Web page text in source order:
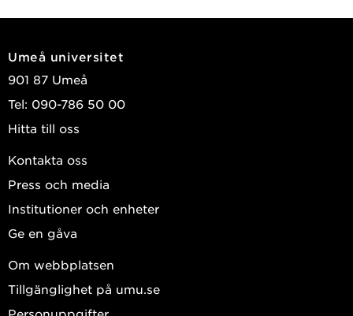
Umeå universitet
901 87 Umeå
Tel: 090-786 50 00
Hitta till oss
Kontakta oss
Press och media
Institutioner och enheter
Ge en gåva
Om webbplatsen
Tillgänglighet på umu.se